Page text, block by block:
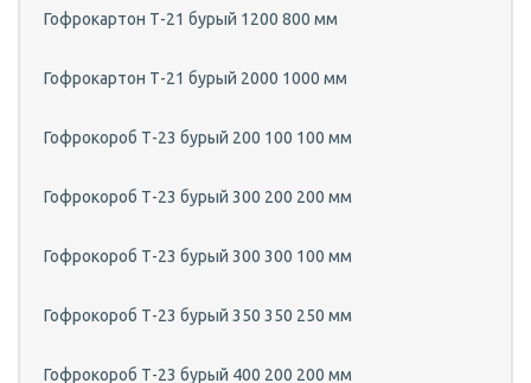
Гофрокартон Т-21 бурый 1200 800 мм
Гофрокартон Т-21 бурый 2000 1000 мм
Гофрокороб Т-23 бурый 200 100 100 мм
Гофрокороб Т-23 бурый 300 200 200 мм
Гофрокороб Т-23 бурый 300 300 100 мм
Гофрокороб Т-23 бурый 350 350 250 мм
Гофрокороб Т-23 бурый 400 200 200 мм